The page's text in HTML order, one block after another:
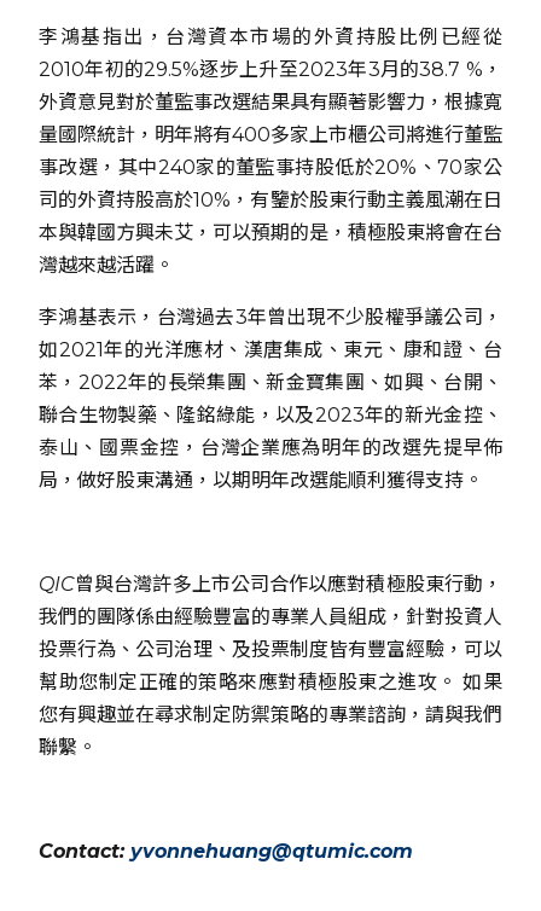
李鴻基指出，台灣資本市場的外資持股比例已經從
2010年初的29.5%逐步上升至2023年3月的38.7 %，
外資意見對於董監事改選結果具有顯著影響力，根據寬
量國際統計，明年將有400多家上市櫃公司將進行董監
事改選，其中240家的董監事持股低於20%、70家公
司的外資持股高於10%，有鑒於股東行動主義風潮在日
本與韓國方興未艾，可以預期的是，積極股東將會在台
灣越來越活躍。
李鴻基表示，台灣過去3年曾出現不少股權爭議公司，
如2021年的光洋應材、漢唐集成、東元、康和證、台
苯，2022年的長榮集團、新金寶集團、如興、台開、
聯合生物製藥、隆銘綠能，以及2023年的新光金控、
泰山、國票金控，台灣企業應為明年的改選先提早佈
局，做好股東溝通，以期明年改選能順利獲得支持。
QIC曾與台灣許多上市公司合作以應對積極股東行動，
我們的團隊係由經驗豐富的專業人員組成，針對投資人
投票行為、公司治理、及投票制度皆有豐富經驗，可以
幫助您制定正確的策略來應對積極股東之進攻。 如果
您有興趣並在尋求制定防禦策略的專業諮詢，請與我們
聯繫。
Contact: yvonnehuang@qtumic.com